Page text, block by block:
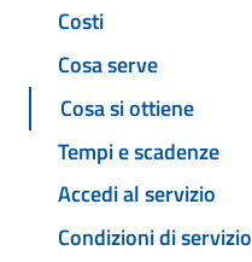
Costi
Cosa serve
Cosa si ottiene
Tempi e scadenze
Accedi al servizio
Condizioni di servizio